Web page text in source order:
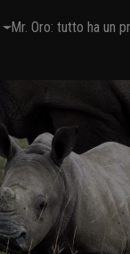
Mr. Oro: tutto ha un